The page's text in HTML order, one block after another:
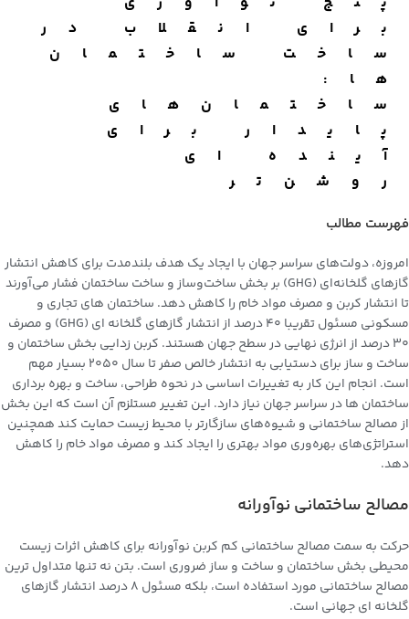
برای انقلاب در
ساخت ساختمان
ها:
ساختمان‌های
پایدار برای
آینده ای
روشن‌تر
فهرست مطالب
امروزه، دولت‌های سراسر جهان با ایجاد یک هدف بلندمدت برای کاهش انتشار
گازهای گلخانه‌ای (GHG) بر بخش ساخت‌وساز و ساخت ساختمان فشار می‌آورند
تا انتشار کربن و مصرف مواد خام را کاهش دهد. ساختمان های تجاری و
مسکونی مسئول تقریبا 40 درصد از انتشار گازهای گلخانه ای (GHG) و مصرف
30 درصد از انرژی نهایی در سطح جهان هستند. کربن زدایی بخش ساختمان و
ساخت و ساز برای دستیابی به انتشار خالص صفر تا سال 2050 بسیار مهم
است. انجام این کار به تغییرات اساسی در نحوه طراحی، ساخت و بهره برداری
ساختمان ها در سراسر جهان نیاز دارد. این تغییر مستلزم آن است که این بخش
از مصالح ساختمانی و شیوه‌های سازگارتر با محیط زیست حمایت کند همچنین
استراتژی‌های بهره‌وری مواد بهتری را ایجاد کند و مصرف مواد خام را کاهش
دهد.
مصالح ساختمانی نوآورانه
حرکت به سمت مصالح ساختمانی کم کربن نوآورانه برای کاهش اثرات زیست
محیطی بخش ساختمان و ساخت و ساز ضروری است. بتن نه تنها متداول ترین
مصالح ساختمانی مورد استفاده است، بلکه مسئول 8 درصد انتشار گازهای
گلخانه ای جهانی است.